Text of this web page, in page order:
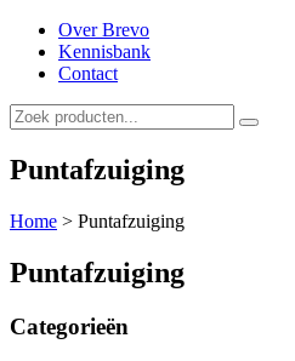
Over Brevo
Kennisbank
Contact
Puntafzuiging
Home > Puntafzuiging
Puntafzuiging
Categorieën